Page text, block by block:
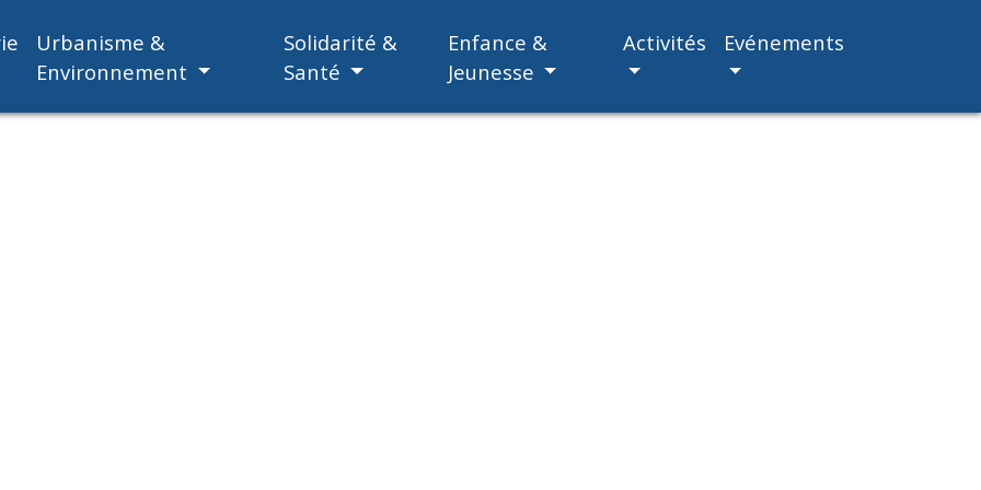
Urbanisme &
Environnement
Solidarité &
Santé
Enfance &
Jeunesse
Activités Evénements